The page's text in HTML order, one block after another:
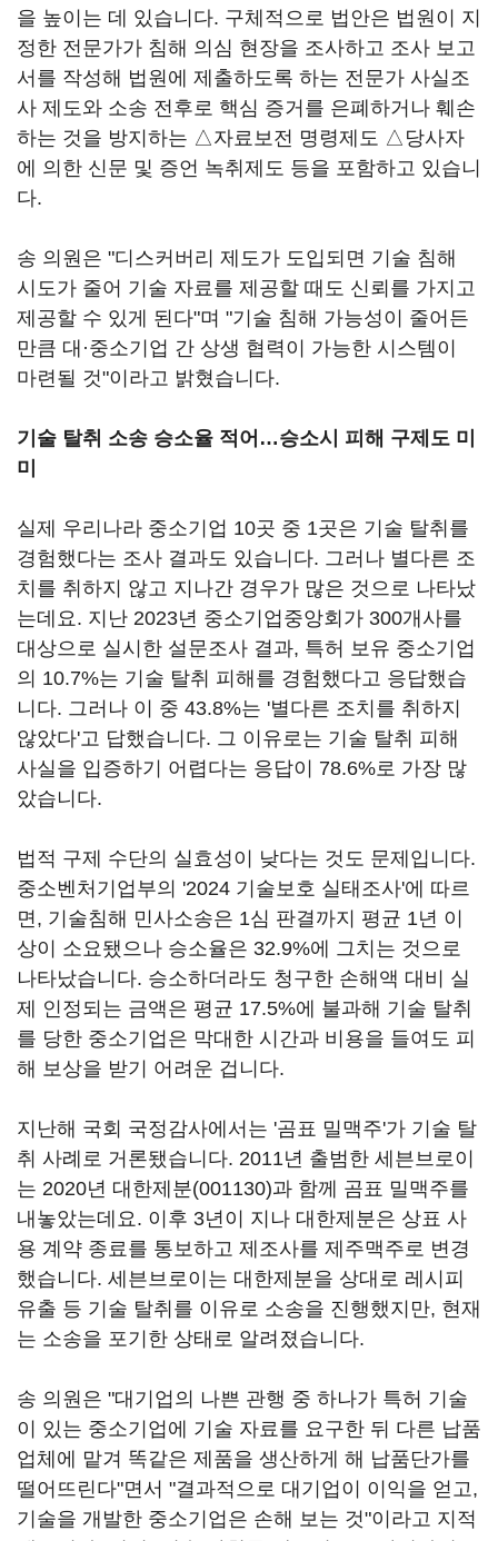
을 높이는 데 있습니다. 구체적으로 법안은 법원이 지
정한 전문가가 침해 의심 현장을 조사하고 조사 보고
서를 작성해 법원에 제출하도록 하는 전문가 사실조
사 제도와 소송 전후로 핵심 증거를 은폐하거나 훼손
하는 것을 방지하는 △자료보전 명령제도 △당사자
에 의한 신문 및 증언 녹취제도 등을 포함하고 있습니
다.
송 의원은 "디스커버리 제도가 도입되면 기술 침해
시도가 줄어 기술 자료를 제공할 때도 신뢰를 가지고
제공할 수 있게 된다"며 "기술 침해 가능성이 줄어든
만큼 대·중소기업 간 상생 협력이 가능한 시스템이
마련될 것"이라고 밝혔습니다.
기술 탈취 소송 승소율 적어…승소시 피해 구제도 미
미
실제 우리나라 중소기업 10곳 중 1곳은 기술 탈취를
경험했다는 조사 결과도 있습니다. 그러나 별다른 조
치를 취하지 않고 지나간 경우가 많은 것으로 나타났
는데요. 지난 2023년 중소기업중앙회가 300개사를
대상으로 실시한 설문조사 결과, 특허 보유 중소기업
의 10.7%는 기술 탈취 피해를 경험했다고 응답했습
니다. 그러나 이 중 43.8%는 '별다른 조치를 취하지
않았다'고 답했습니다. 그 이유로는 기술 탈취 피해
사실을 입증하기 어렵다는 응답이 78.6%로 가장 많
았습니다.
법적 구제 수단의 실효성이 낮다는 것도 문제입니다.
중소벤처기업부의 '2024 기술보호 실태조사'에 따르
면, 기술침해 민사소송은 1심 판결까지 평균 1년 이
상이 소요됐으나 승소율은 32.9%에 그치는 것으로
나타났습니다. 승소하더라도 청구한 손해액 대비 실
제 인정되는 금액은 평균 17.5%에 불과해 기술 탈취
를 당한 중소기업은 막대한 시간과 비용을 들여도 피
해 보상을 받기 어려운 겁니다.
지난해 국회 국정감사에서는 '곰표 밀맥주'가 기술 탈
취 사례로 거론됐습니다. 2011년 출범한 세븐브로이
는 2020년 대한제분(001130)과 함께 곰표 밀맥주를
내놓았는데요. 이후 3년이 지나 대한제분은 상표 사
용 계약 종료를 통보하고 제조사를 제주맥주로 변경
했습니다. 세븐브로이는 대한제분을 상대로 레시피
유출 등 기술 탈취를 이유로 소송을 진행했지만, 현재
는 소송을 포기한 상태로 알려졌습니다.
송 의원은 "대기업의 나쁜 관행 중 하나가 특허 기술
이 있는 중소기업에 기술 자료를 요구한 뒤 다른 납품
업체에 맡겨 똑같은 제품을 생산하게 해 납품단가를
떨어뜨린다"면서 "결과적으로 대기업이 이익을 얻고,
기술을 개발한 중소기업은 손해 보는 것"이라고 지적